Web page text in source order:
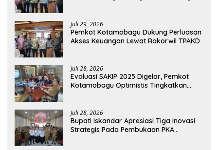
Juli 29, 2026
Pemkot Kotamobagu Dukung Perluasan
Akses Keuangan Lewat Rakorwil TPAKD
Juli 28, 2026
Evaluasi SAKIP 2025 Digelar, Pemkot
Kotamobagu Optimistis Tingkatkan
Juli 28, 2026
Bupati Iskandar Apresiasi Tiga Inovasi
Strategis Pada Pembukaan PKA